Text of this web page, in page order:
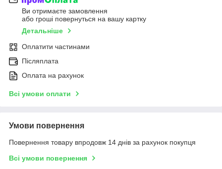
Ви отримаєте замовлення
або гроші повернуться на вашу картку
Детальніше
Оплатити частинами
Післяплата
Оплата на рахунок
Всі умови оплати
Умови повернення
Повернення товару впродовж 14 днів за рахунок покупця
Всі умови повернення